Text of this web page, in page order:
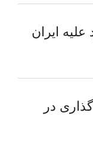
علیه ایران
در